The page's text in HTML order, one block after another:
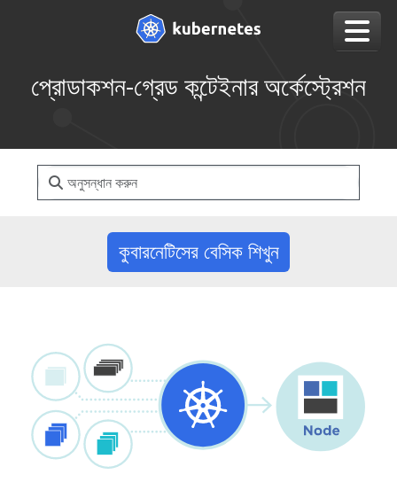
প্রোডাকশন-গ্রেড কন্টেইনার অর্কেস্ট্রেশন
কুবারনেটিসের বেসিক শিখুন